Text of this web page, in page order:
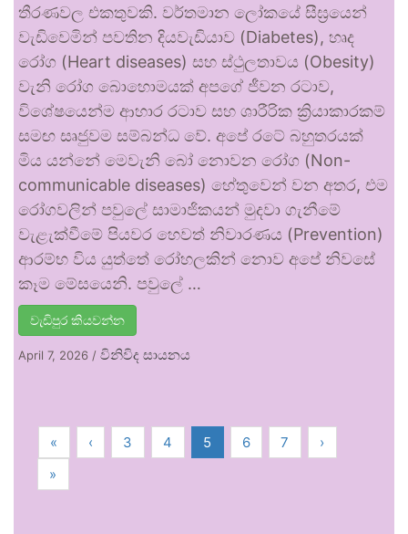
තීරණවල එකතුවකි. වර්තමාන ලෝකයේ සීඝ්‍රයෙන්
වැඩිවෙමින් පවතින දියවැඩියාව (Diabetes), හෘද
රෝග (Heart diseases) සහ ස්ථුලතාවය (Obesity)
වැනි රෝග බොහොමයක් අපගේ ජීවන රටාව,
විශේෂයෙන්ම ආහාර රටාව සහ ශාරීරික ක්‍රියාකාරකම්
සමඟ සෘජුවම සම්බන්ධ වේ. අපේ රටේ බහුතරයක්
මිය යන්නේ මෙවැනි බෝ නොවන රෝග (Non-
communicable diseases) හේතුවෙන් වන අතර, එම
රෝගවලින් පවුලේ සාමාජිකයන් මුදවා ගැනීමේ
වැළැක්වීමේ පියවර හෙවත් නිවාරණය (Prevention)
ආරම්භ විය යුත්තේ රෝහලකින් නොව අපේ නිවසේ
කෑම මේසයෙනි. පවුලේ …
වැඩිපුර කියවන්න
April 7, 2026 / විනිවිද සායනය
« ‹ 3 4 5 6 7
›
»